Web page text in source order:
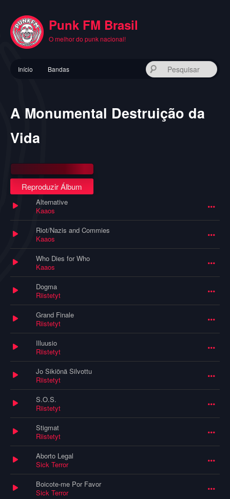
conteúdo
principal
Punk FM Brasil
O melhor do punk nacional!
principal
Início Bandas
A Monumental Destruição da
Vida
Reproduzir Álbum
Alternative
Kaaos
Riot/Nazis and Commies
Kaaos
Who Dies for Who
Kaaos
Dogma
Riistetyt
Grand Finale
Riistetyt
Illuusio
Riistetyt
Jo Sikiönä Silvottu
Riistetyt
S.O.S.
Riistetyt
Stigmat
Riistetyt
Aborto Legal
Sick Terror
Boicote-me Por Favor
Sick Terror